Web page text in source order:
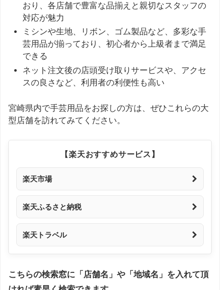
おり、各店舗で豊富な品揃えと親切なスタッフの
対応が魅力
ミシンや生地、リボン、ゴム製品など、多彩な手
芸用品が揃っており、初心者から上級者まで満足
できる
ネット注文後の店頭受け取りサービスや、アクセ
スの良さなど、利用者の利便性も高い
宮崎県内で手芸用品をお探しの方は、ぜひこれらの大
型店舗を訪れてみてください。
【楽天おすすめサービス】
楽天市場
楽天ふるさと納税
楽天トラベル
こちらの検索窓に「店舗名」や「地域名」を入れて頂